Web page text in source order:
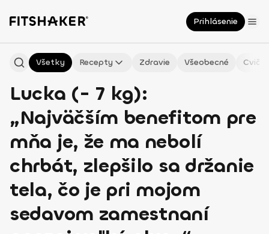
Prihlásenie
Všetky Recepty Zdravie Všeobecné
Lucka (- 7 kg):
„Najväčším benefitom pre
mňa je, že ma nebolí
chrbát, zlepšilo sa držanie
tela, čo je pri mojom
sedavom zamestnaní